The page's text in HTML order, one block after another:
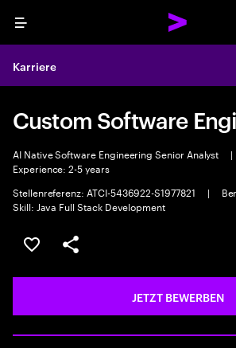
Menu
Karriere
Custom Software
AI Native Software Engineering Senior Analyst |
Experience: 2-5 years
Stellenreferenz: ATCI-5436922-S1977821
|
Skill: Java Full Stack Development
JOB SPEICHERN
Teilen
JETZT BEWERBEN